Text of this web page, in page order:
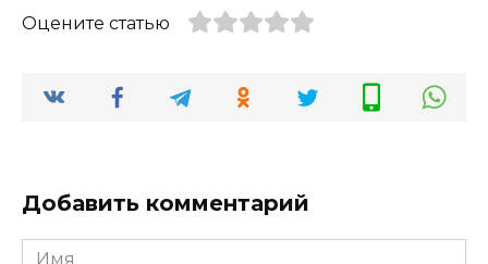
Оцените статью
Добавить комментарий
Имя